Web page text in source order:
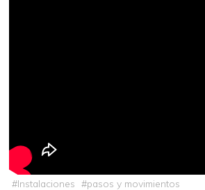
#Instalaciones #pasos y movimientos